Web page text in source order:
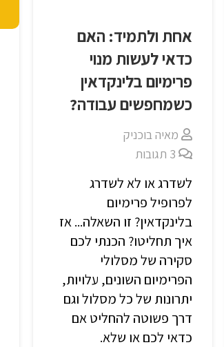
אחת ולתמיד: האם
כדאי לעשות מנוי
פרימיום בלינקדאין
כשמחפשים עבודה?
מאיה בוכניק
3 תגובות
לשדרג או לא לשדרג
לפרופיל פרימיום
בלינקדאין? זו השאלה... אז
איך תחליטו? הכנתי לכם
סקירה של מסלולי
הפרימיום השונים, עלויות,
יתרונות של כל מסלול וגם
דרך פשוטה להחליט אם
כדאי לכם או שלא.